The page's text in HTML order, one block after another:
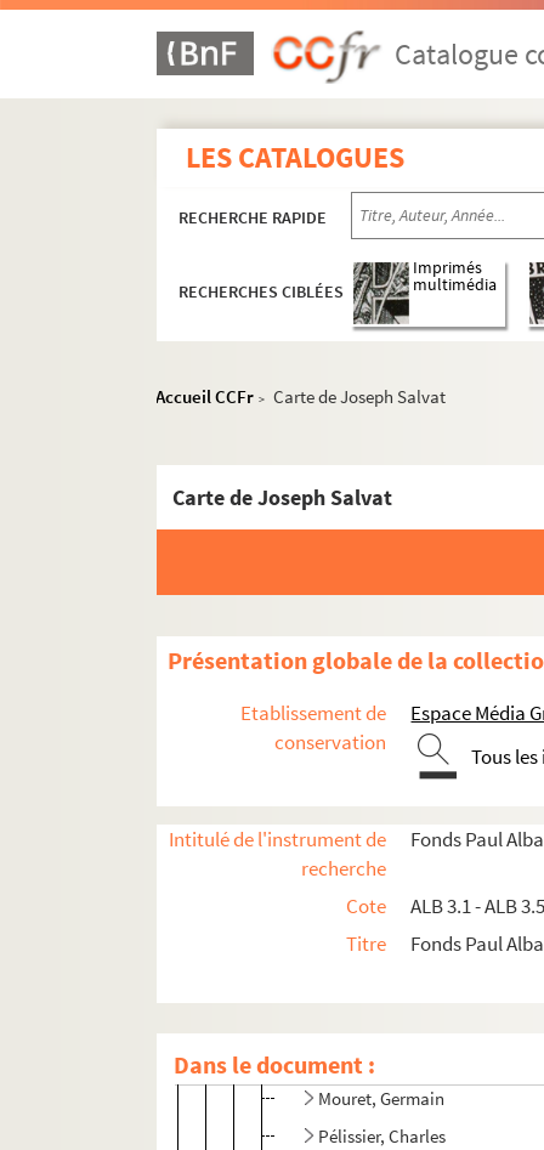
Catalogue
LES CATALOGUES
RECHERCHE RAPIDE
RECHERCHES CIBLÉES
Imprimés
multimédia
Accueil CCFr > Carte de Joseph Salvat
Carte de Joseph Salvat
Présentation globale de la
Etablissement de
conservation
Espace Média
Tous
Intitulé de l'instrument de
recherche
Fonds Paul
Cote
ALB 3.1 - ALB
Titre
Fonds Paul
Dans le document :
Au sujet de Frédéric Mistral
Sur la mort de Frédéric Mistral
ALB 3.491. Inauguration du boulevard
Correspondance passive de Paul
Anonymes
Lettre de Joseph Anglade à
Lettre de Jules Azéma à Paul
Lettre d'Alcide Blavet à Paul
Lettre de J. Bonafont
Lettre de Desazars de
Lettre de Fédière à Paul Albarel
Lettre de Gabriel Foirel à Paul
Lettre de Gabriel Fours à Paul
Franc, Jack
Granier, Paul
Lettre d'A. Jaubert à Paul Albarel
Lettre de Marie Frédéric Mistral
Mouret, Germain
Pélissier, Charles